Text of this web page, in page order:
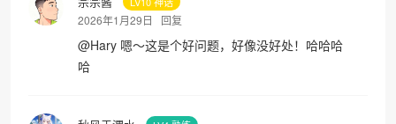
2026年1月29日 回复
@Hary 嗯～这是个好问题，好像没好处！哈哈哈
哈